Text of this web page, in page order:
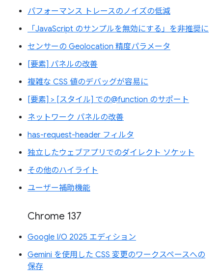
パフォーマンス トレースのノイズの低減
「JavaScript のサンプルを無効にする」を非推奨に
センサーの Geolocation 精度パラメータ
[要素] パネルの改善
複雑な CSS 値のデバッグが容易に
[要素] > [スタイル] での@function のサポート
ネットワーク パネルの改善
has-request-header フィルタ
独立したウェブアプリでのダイレクト ソケット
その他のハイライト
ユーザー補助機能
Chrome 137
Google I/O 2025 エディション
Gemini を使用した CSS 変更のワークスペースへの
保存